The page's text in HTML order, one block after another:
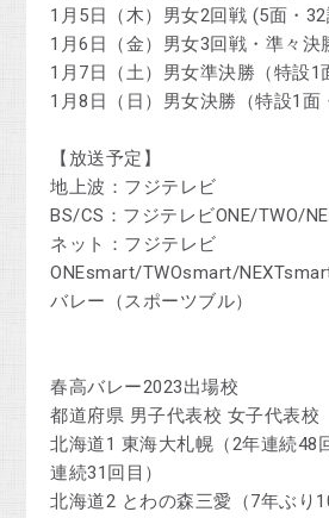
1月5日（木）男女2回戦 (5面・
1月6日（金）男女3回戦・準々決
1月7日（土）男女準決勝（特設1
1月8日（日）男女決勝（特設1面
【放送予定】
地上波：フジテレビ
BS/CS：フジテレビONE/TWO/
ネット：フジテレビ
ONEsmart/TWOsmart/
バレー（スポーツブル）
春高バレー2023出場校
都道府県 男子代表校 女子代表校
北海道1 東海大札幌（2年連続48
連続31回目）
北海道2 とわの森三愛（7年ぶり